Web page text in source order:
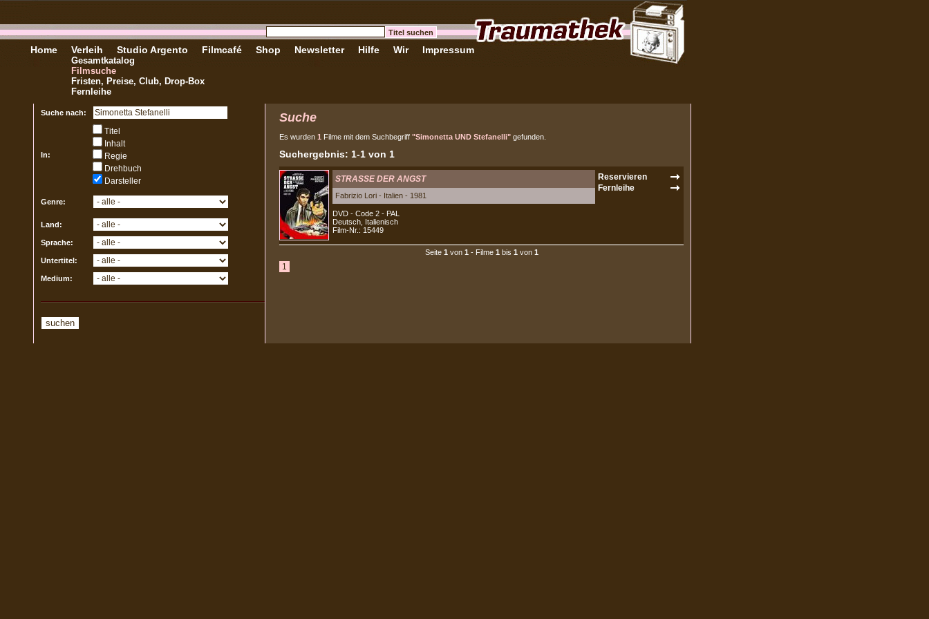
Home Verleih
Gesamtkatalog
Filmsuche
Fristen, Preise, Club, Drop-Box
Fernleihe
Studio Argento Filmcafé Shop Newsletter Hilfe Wir Impressum
Suche nach:
In:
Titel
Inhalt
Regie
Drehbuch
Darsteller
Genre:
Land:
Sprache:
Untertitel:
Medium:
Suche
Es wurden 1 Filme mit dem Suchbegriff "Simonetta UND Stefanelli" gefunden.
Suchergebnis: 1-1 von 1
STRASSE DER ANGST
Fabrizio Lori - Italien - 1981
DVD - Code 2 - PAL
Deutsch, Italienisch
Film-Nr.: 15449
Seite 1 von 1 - Filme 1 bis 1 von 1
1